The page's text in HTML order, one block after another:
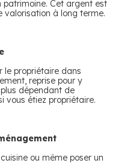
patrimoine. Cet argent est
valorisation à long terme.
le propriétaire dans
reprise pour y
dépendant de
vous étiez propriétaire.
ou même poser un